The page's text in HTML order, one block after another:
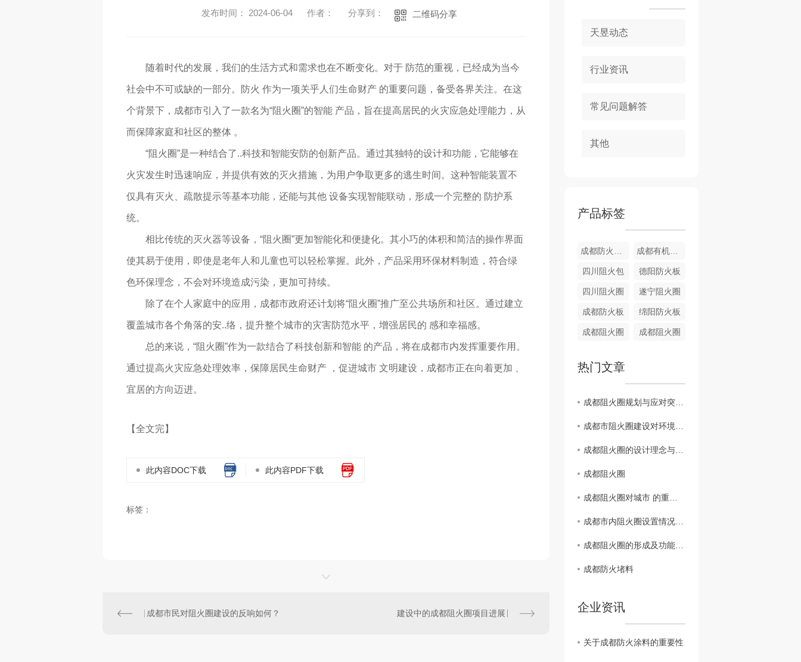
发布时间： 2024-06-04 作者： 分享到： 二维码分享
随着时代的发展，我们的生活方式和需求也在不断变化。对于 防范的重视，已经成为当今
社会中不可或缺的一部分。防火 作为一项关乎人们生命财产 的重要问题，备受各界关注。在这
个背景下，成都市引入了一款名为“阻火圈”的智能 产品，旨在提高居民的火灾应急处理能力，从
而保障家庭和社区的整体 。
“阻火圈”是一种结合了..科技和智能安防的创新产品。通过其独特的设计和功能，它能够在
火灾发生时迅速响应，并提供有效的灭火措施，为用户争取更多的逃生时间。这种智能装置不
仅具有灭火、疏散提示等基本功能，还能与其他 设备实现智能联动，形成一个完整的 防护系
统。
相比传统的灭火器等设备，“阻火圈”更加智能化和便捷化。其小巧的体积和简洁的操作界面
使其易于使用，即使是老年人和儿童也可以轻松掌握。此外，产品采用环保材料制造，符合绿
色环保理念，不会对环境造成污染，更加可持续。
除了在个人家庭中的应用，成都市政府还计划将“阻火圈”推广至公共场所和社区。通过建立
覆盖城市各个角落的安..络，提升整个城市的灾害防范水平，增强居民的 感和幸福感。
总的来说，“阻火圈”作为一款结合了科技创新和智能 的产品，将在成都市内发挥重要作用。
通过提高火灾应急处理效率，保障居民生命财产 ，促进城市 文明建设，成都市正在向着更加 、
宜居的方向迈进。
【全文完】
此内容DOC下载 此内容PDF下载
标签：
成都市民对阻火圈建设的反响如何？ 建设中的成都阻火圈项目进展
天昱动态
行业资讯
常见问题解答
其他
产品标签
成都防火堵料 成都有机堵料
四川阻火包 德阳防火板
四川阻火圈 遂宁阻火圈
成都防火板 绵阳防火板
成都阻火圈 成都阻火圈
热门文章
成都阻火圈规划与应对突发火灾能力研究
成都市阻火圈建设对环境保护的意义分析
成都阻火圈的设计理念与实际效果评估
成都阻火圈
成都阻火圈对城市 的重要性探讨
成都市内阻火圈设置情况揭秘
成都阻火圈的形成及功能解析
成都防火堵料
企业资讯
关于成都防火涂料的重要性